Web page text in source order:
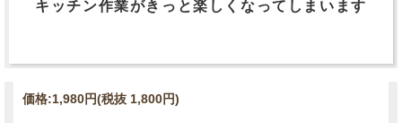
キッチン作業がきっと楽しくなってしまいます
価格:1,980円(税抜 1,800円)